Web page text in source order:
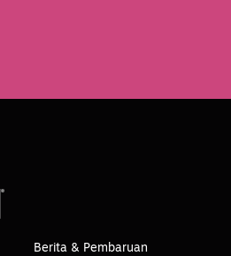
Berita & Pembaruan